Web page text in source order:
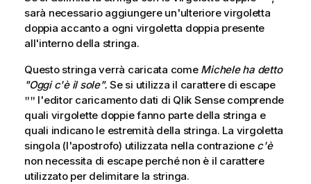
sarà necessario aggiungere un'ulteriore virgoletta
doppia accanto a ogni virgoletta doppia presente
all'interno della stringa.
Questo stringa verrà caricata come Michele ha detto
"Oggi c'è il sole". Se si utilizza il carattere di escape
"" l'editor caricamento dati di Qlik Sensecomprende
quali virgolette doppie fanno parte della stringa e
quali indicano le estremità della stringa. La virgoletta
singola (l'apostrofo) utilizzata nella contrazione c'è
non necessita di escape perché non è il carattere
utilizzato per delimitare la stringa.